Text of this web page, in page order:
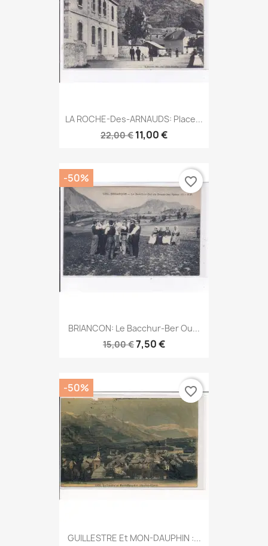
LA ROCHE-Des-ARNAUDS: Place...
22,00 € 11,00 €
BRIANCON: Le Bacchur-Ber Ou...
15,00 €7,50 €
-50% favorite_border
GUILLESTRE Et MON-DAUPHIN :...
-50% favorite_border